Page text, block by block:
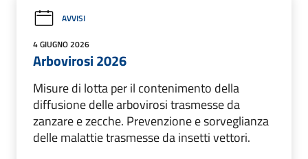
AVVISI
4 GIUGNO 2026
Arbovirosi 2026
Misure di lotta per il contenimento della
diffusione delle arbovirosi trasmesse da
zanzare e zecche. Prevenzione e sorveglianza
delle malattie trasmesse da insetti vettori.